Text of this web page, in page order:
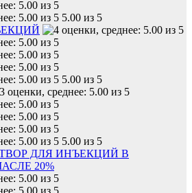
5.00 из 5
5.00 из 5
5.00 из 5
ДЛЯ ИНЪЕКЦИЙ В
20%